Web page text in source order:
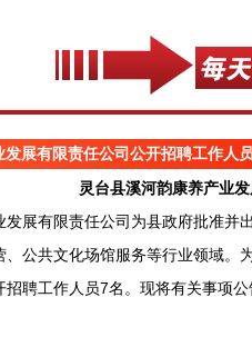
发展有限责任公司公开招聘工作人
灵台县溪河韵康养产业
有限责任公司为县政府批准并
、公共文化场馆服务等行业领域
聘工作人员7名。现将有关事项公